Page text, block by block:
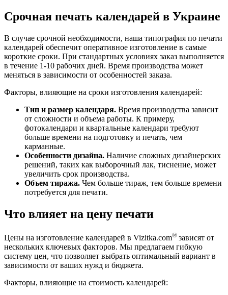
Срочная печать календарей в Украине
В случае срочной необходимости, наша типография по печати
календарей обеспечит оперативное изготовление в самые
короткие сроки. При стандартных условиях заказ выполняется
в течение 1-10 рабочих дней. Время производства может
меняться в зависимости от особенностей заказа.
Факторы, влияющие на сроки изготовления календарей:
Тип и размер календаря. Время производства зависит
от сложности и объема работы. К примеру,
фотокалендари и квартальные календари требуют
больше времени на подготовку и печать, чем
карманные.
Особенности дизайна. Наличие сложных дизайнерских
решений, таких как выборочный лак, тиснение, может
увеличить срок производства.
Объем тиража. Чем больше тираж, тем больше времени
потребуется для печати.
Что влияет на цену печати
Цены на изготовление календарей в Vizitka.com® зависят от
нескольких ключевых факторов. Мы предлагаем гибкую
систему цен, что позволяет выбрать оптимальный вариант в
зависимости от ваших нужд и бюджета.
Факторы, влияющие на стоимость календарей: